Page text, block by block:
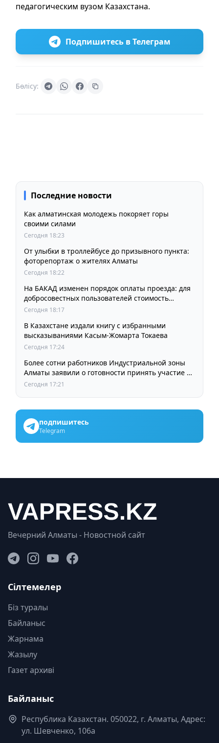
педагогическим вузом Казахстана.
Подпишитесь в Телеграм
Бөлісу:
Последние новости
Как алматинская молодежь покоряет горы
своими силами
Сегодня 18:23
От улыбки в троллейбусе до призывного пункта:
фоторепортаж о жителях Алматы
Сегодня 18:22
На БАКАД изменен порядок оплаты проезда: для
добросовестных пользователей стоимость
остается прежней
Сегодня 18:17
В Казахстане издали книгу с избранными
высказываниями Касым-Жомарта Токаева
Сегодня 17:24
Более сотни работников Индустриальной зоны
Алматы заявили о готовности принять участие в
выборах членов Курылтая
Сегодня 17:21
подпишитесь
Telegram
Вечерний Алматы - Новостной сайт
Сілтемелер
Біз туралы
Байланыс
Жарнама
Жазылу
Газет архиві
Байланыс
Республика Казахстан. 050022, г. Алматы, Адрес:
ул. Шевченко, 106а